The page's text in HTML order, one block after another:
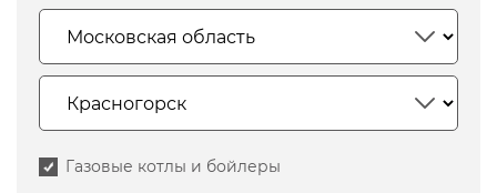
Газовые котлы и бойлеры